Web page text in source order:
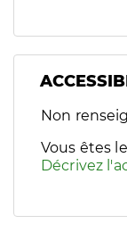
Filtres
Sélectionnez
Non
Vous êtes
Décrivez